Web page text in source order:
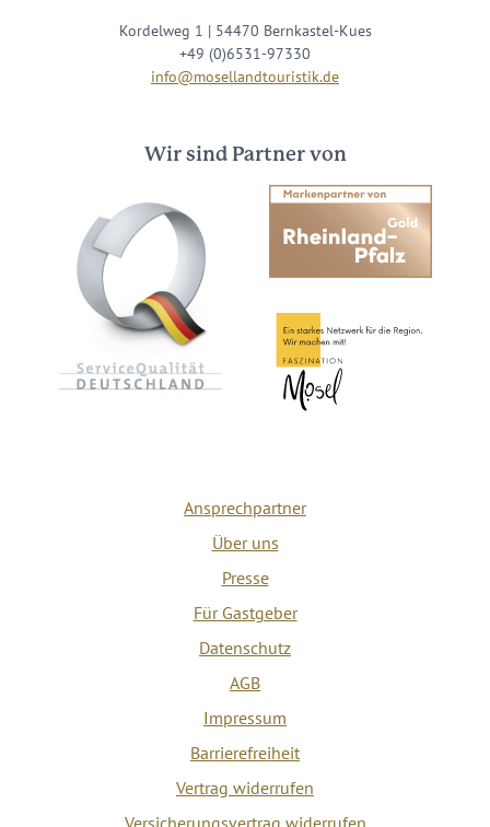
Kordelweg 1 | 54470 Bernkastel-Kues
+49 (0)6531-97330
info@mosellandtouristik.de
Wir sind Partner von
Ansprechpartner
Über uns
Presse
Für Gastgeber
Datenschutz
AGB
Impressum
Barrierefreiheit
Vertrag widerrufen